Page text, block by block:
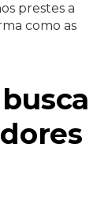
prestes a
como as